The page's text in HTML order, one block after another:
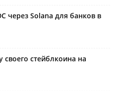
через Solana для банков в
стейблкоина на